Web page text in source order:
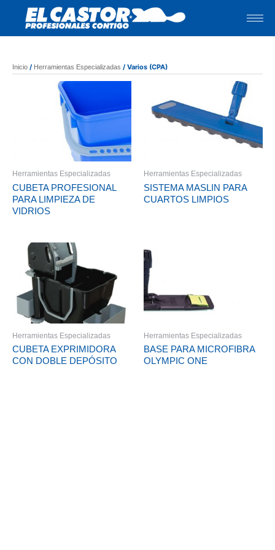
Inicio / Herramientas Especializadas / Varios (CPA)
Herramientas Especializadas
CUBETA PROFESIONAL
PARA LIMPIEZA DE
VIDRIOS
Herramientas Especializadas
SISTEMA MASLIN PARA
CUARTOS LIMPIOS
Herramientas Especializadas
CUBETA EXPRIMIDORA
CON DOBLE DEPÓSITO
Herramientas Especializadas
BASE PARA MICROFIBRA
OLYMPIC ONE